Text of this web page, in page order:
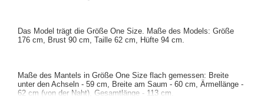
Das Model trägt die Größe One Size. Maße des Models: Größe
176 cm, Brust 90 cm, Taille 62 cm, Hüfte 94 cm
Maße des Mantels in Größe One Size flach gemessen: Breite
unter den Achseln - 59 cm, Breite am Saum - 60 cm, Ärmellänge -
62 cm (von der Naht), Gesamtlänge - 113 cm.